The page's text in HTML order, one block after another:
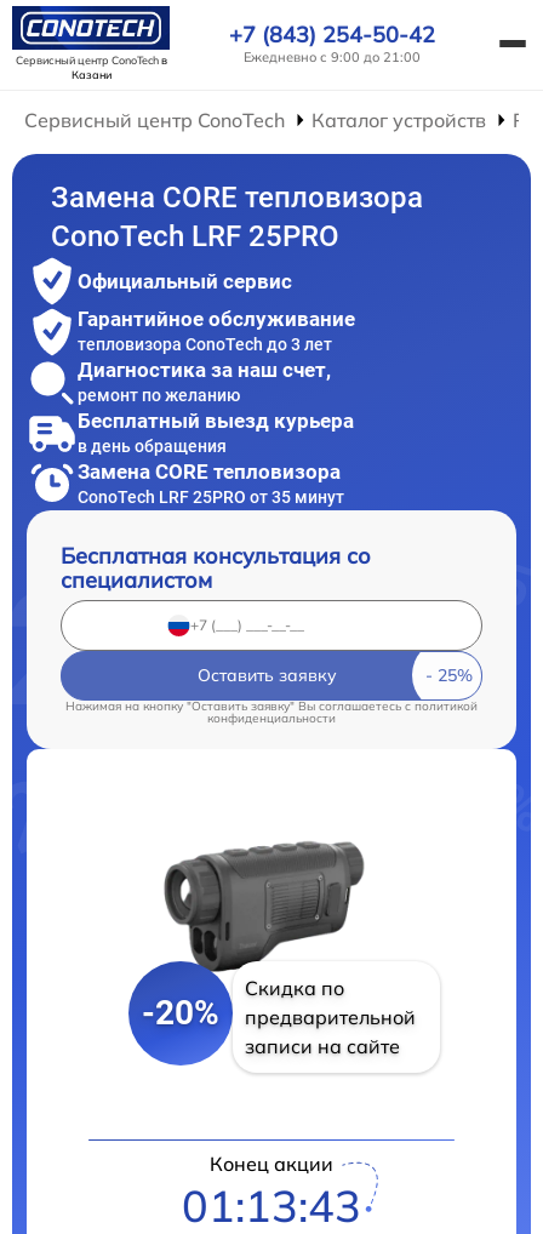
Сервисный центр ConoTechв
Казани
+7 (843) 254-50-42
Ежедневно с 9:00 до 21:00
Сервисный центр ConoTech Каталог устройств
Замена CORE тепловизора
ConoTech LRF 25PRO
Официальный сервис
Гарантийное обслуживание
тепловизора ConoTech до 3 лет
Диагностика за наш счет,
ремонт по желанию
Бесплатный выезд курьера
в день обращения
Замена CORE тепловизора
ConoTech LRF 25PRO от 35 минут
Бесплатная консультация со
специалистом
Оставить заявку
Нажимая на кнопку "Оставить заявку" Вы соглашаетесь cполитикой
конфиденциальности
-20%
Скидка по
предварительной
записи на сайте
Конец акции
01:13:42